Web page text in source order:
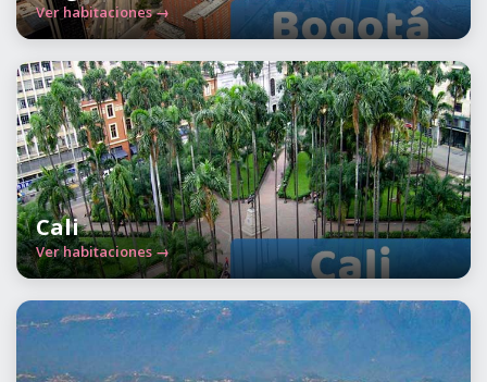
Ver habitaciones →
Cali
Ver habitaciones →